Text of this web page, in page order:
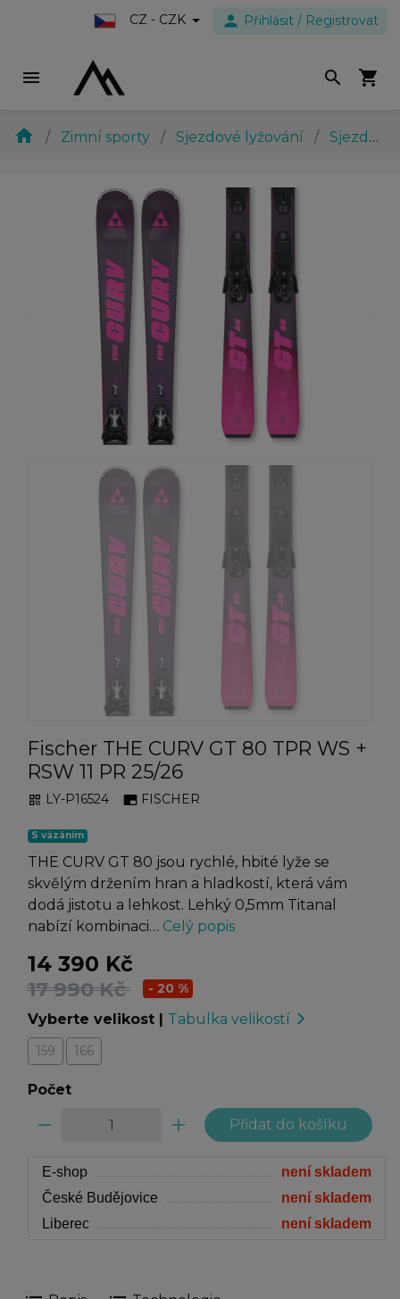
CZ - CZK person Přihlásit / Registrovat
menu search shopping_cart
home Zimní sporty Sjezdové lyžování Sjezdové lyže
Fischer THE CURV GT 80 TPR WS +
RSW 11 PR 25/26
qr_code LY-P16524 branding_watermark FISCHER
S vázáním
THE CURV GT 80 jsou rychlé, hbité lyže se
skvělým držením hran a hladkostí, která vám
dodá jistotu a lehkost. Lehký 0,5mm Titanal
nabízí kombinaci… Celý popis
14 390 Kč
17 990 Kč - 20 %
Vyberte velikost | Tabulka velikostí arrow_forward_ios
159 166
Počet
remove add
E-shop
není skladem
České Budějovice
není skladem
Liberec
není skladem